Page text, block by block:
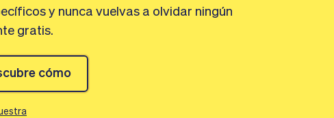
y nunca vuelvas a olvidar ningún
gratis.
cómo